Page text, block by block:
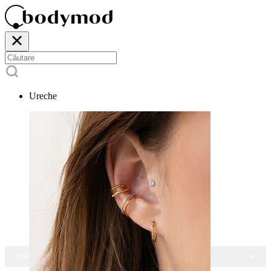
Ureche
-15% LA TOATE BIJUTERIILE